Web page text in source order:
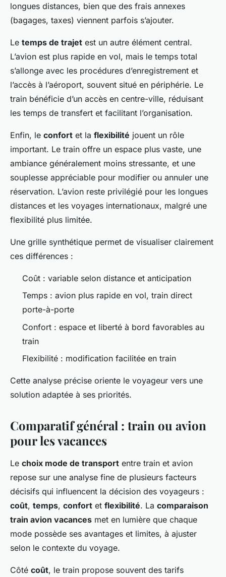
longues distances, bien que des frais annexes
(bagages, taxes) viennent parfois s’ajouter.
Le temps de trajet est un autre élément central.
L’avion est plus rapide en vol, mais le temps total
s’allonge avec les procédures d’enregistrement et
l’accès à l’aéroport, souvent situé en périphérie. Le
train bénéficie d’un accès en centre-ville, réduisant
les temps de transfert et facilitant l’organisation.
Enfin, le confort et la flexibilité jouent un rôle
important. Le train offre un espace plus vaste, une
ambiance généralement moins stressante, et une
souplesse appréciable pour modifier ou annuler une
réservation. L’avion reste privilégié pour les longues
distances et les voyages internationaux, malgré une
flexibilité plus limitée.
Une grille synthétique permet de visualiser clairement
ces différences :
Coût : variable selon distance et anticipation
Temps : avion plus rapide en vol, train direct
porte-à-porte
Confort : espace et liberté à bord favorables au
train
Flexibilité : modification facilitée en train
Cette analyse précise oriente le voyageur vers une
solution adaptée à ses priorités.
Comparatif général : train ou avion
pour les vacances
Le choix mode de transport entre train et avion
repose sur une analyse fine de plusieurs facteurs
décisifs qui influencent la décision des voyageurs :
coût, temps, confort et flexibilité. La comparaison
train avion vacances met en lumière que chaque
mode possède ses avantages et limites, à ajuster
selon le contexte du voyage.
Côté coût, le train propose souvent des tarifs